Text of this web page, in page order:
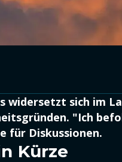
widersetzt sich im
"Ich
für Diskussionen.
Kürze